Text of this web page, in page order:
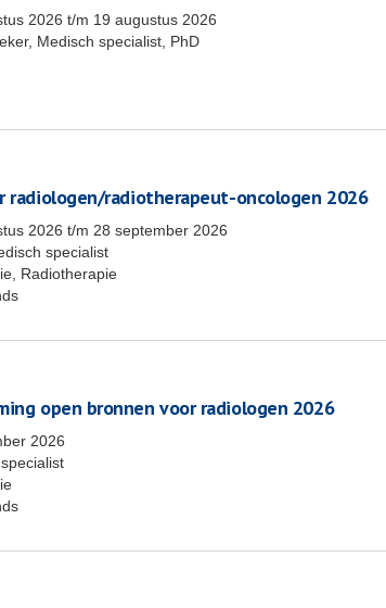
2026 t/m 19 augustus 2026
Medisch specialist, PhD
radiologen/radiotherapeut-oncologen 2026
2026 t/m 28 september 2026
specialist
Radiotherapie
open bronnen voor radiologen 2026
2026